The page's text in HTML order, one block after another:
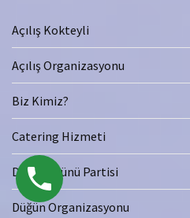
Açılış Kokteyli
Açılış Organizasyonu
Biz Kimiz?
Catering Hizmeti
Doğum Günü Partisi
Düğün Organizasyonu